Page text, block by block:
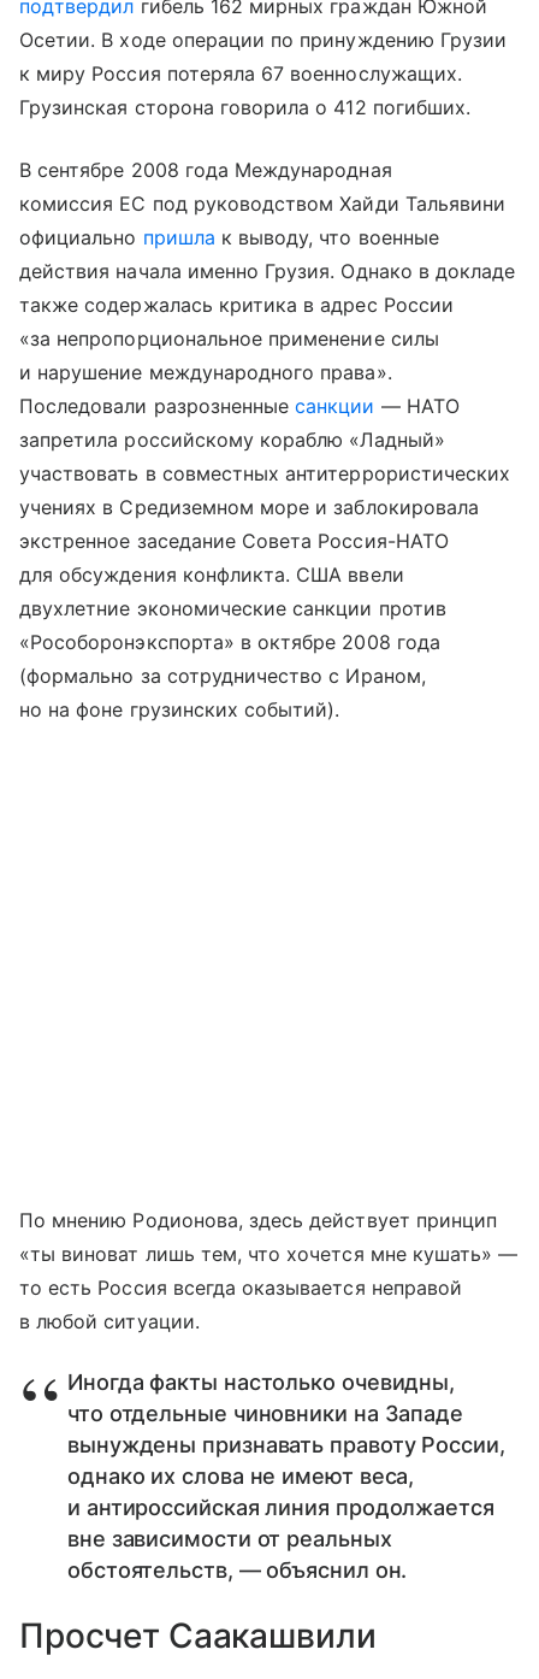
подтвердил гибель 162 мирных граждан Южной
Осетии. В ходе операции по принуждению Грузии
к миру Россия потеряла 67 военнослужащих.
Грузинская сторона говорила о 412 погибших.
В сентябре 2008 года Международная
комиссия ЕС под руководством Хайди Тальявини
официально пришла к выводу, что военные
действия начала именно Грузия. Однако в докладе
также содержалась критика в адрес России
«за непропорциональное применение силы
и нарушение международного права».
Последовали разрозненныесанкции — НАТО
запретила российскому кораблю «Ладный»
участвовать в совместных антитеррористических
учениях в Средиземном море и заблокировала
экстренное заседание Совета Россия-НАТО
для обсуждения конфликта. США ввели
двухлетние экономические санкции против
«Рособоронэкспорта» в октябре 2008 года
(формально за сотрудничество с Ираном,
но на фоне грузинских событий).
По мнению Родионова, здесь действует принцип
«ты виноват лишь тем, что хочется мне кушать» —
то есть Россия всегда оказывается неправой
в любой ситуации.
Иногда факты настолько очевидны,
что отдельные чиновники на Западе
вынуждены признавать правоту России,
однако их слова не имеют веса,
и антироссийская линия продолжается
вне зависимости от реальных
обстоятельств, — объяснил он.
Просчет Саакашвили